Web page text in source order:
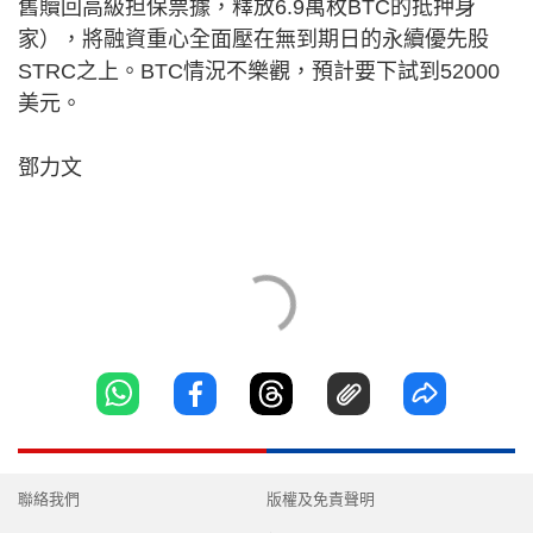
舊贖回高級担保票據，釋放6.9萬枚BTC的抵押身
家），將融資重心全面壓在無到期日的永續優先股
STRC之上。BTC情況不樂觀，預計要下試到52000
美元。
鄧力文
聯絡我們 版權及免責聲明